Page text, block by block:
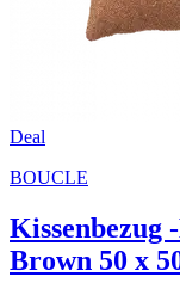
Deal
BOUCLE
Kissenbezug
Brown 50 x